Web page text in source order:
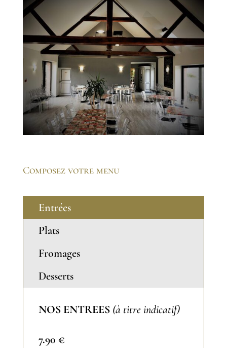
Composez votre menu
Entrées
Plats
Fromages
Desserts
NOS ENTREES (à titre indicatif)
7.90 €